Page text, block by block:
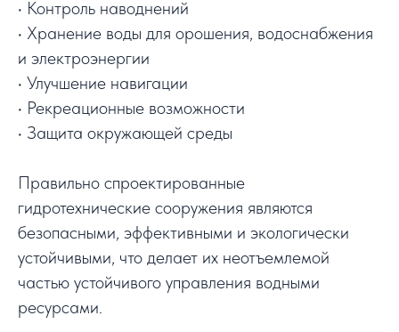
• Контроль наводнений
• Хранение воды для орошения, водоснабжения
и электроэнергии
• Улучшение навигации
• Рекреационные возможности
• Защита окружающей среды
Правильно спроектированные
гидротехнические сооружения являются
безопасными, эффективными и экологически
устойчивыми, что делает их неотъемлемой
частью устойчивого управления водными
ресурсами.